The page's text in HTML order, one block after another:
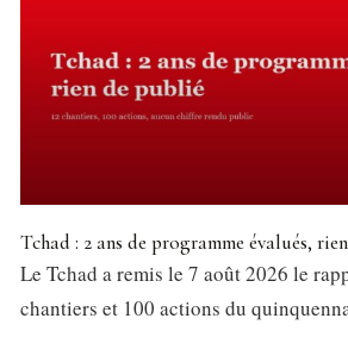
Tchad : 2 ans de programme évalués,
Le Tchad a remis le 7 août 2026 le
chantiers et 100 actions du